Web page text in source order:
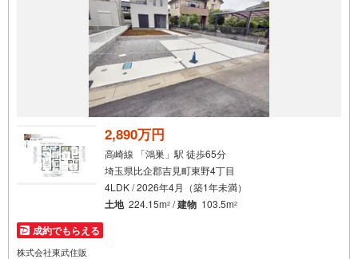
2,890万円
高崎線 「鴻巣」駅 徒歩65分
埼玉県比企郡吉見町東野4丁目
4LDK / 2026年4月（築1年未満）
土地 224.15m2 /建物 103.5m2
成約でもらえる
株式会社東武住販